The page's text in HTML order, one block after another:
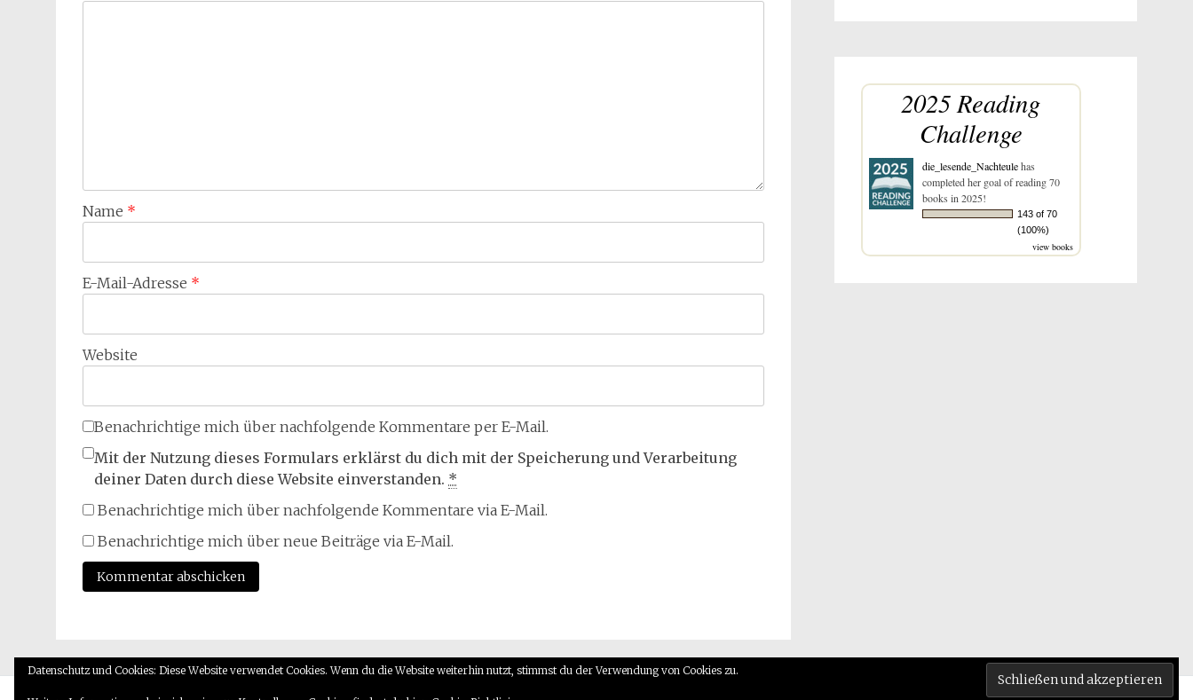
Name *
E-Mail-Adresse *
Website
Benachrichtige mich über nachfolgende Kommentare per E-Mail.
Mit der Nutzung dieses Formulars erklärst du dich mit der Speicherung und Verarbeitung
deiner Daten durch diese Website einverstanden. *
Benachrichtige mich über nachfolgende Kommentare via E-Mail.
Benachrichtige mich über neue Beiträge via E-Mail.
2025 Reading
Challenge
die_lesende_Nachteulehas
completed her goal of reading 70
books in 2025!
143 of 70
(100%)
view books
Datenschutz und Cookies: Diese Website verwendet Cookies. Wenn du die Website weiterhin nutzt, stimmst du der Verwendung von Cookies zu.